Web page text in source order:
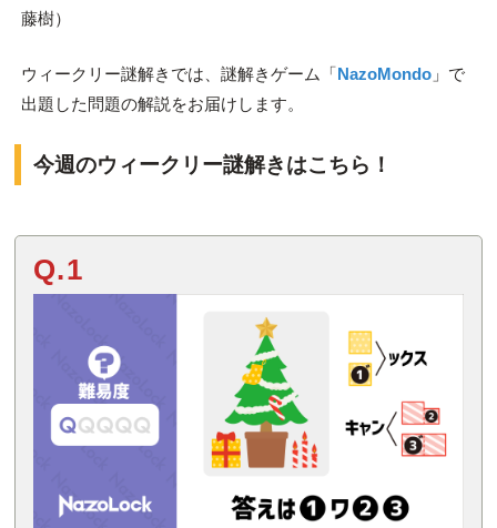
藤樹）
ウィークリー謎解きでは、謎解きゲーム「NazoMondo」で
出題した問題の解説をお届けします。
今週のウィークリー謎解きはこちら！
Q.1